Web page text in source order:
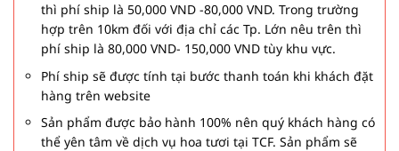
thì phí ship là 50,000 VND -80,000 VND. Trong trường
hợp trên 10km đối với địa chỉ các Tp. Lớn nêu trên thì
phí ship là 80,000 VND- 150,000 VND tùy khu vực.
Phí ship sẽ được tính tại bước thanh toán khi khách đặt
hàng trên website
Sản phẩm được bảo hành 100% nên quý khách hàng có
thể yên tâm về dịch vụ hoa tươi tại TCF. Sản phẩm sẽ